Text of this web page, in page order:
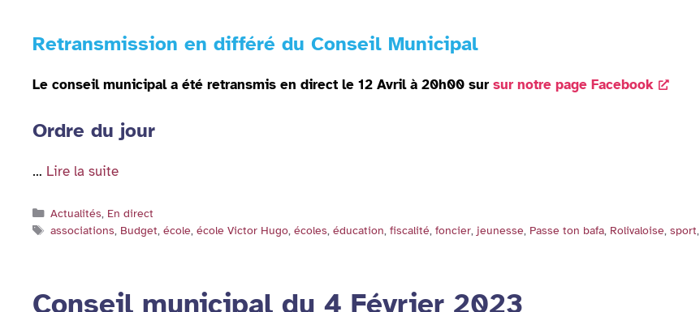
Retransmission en différé du Conseil Municipal
Le conseil municipal a été retransmis en direct le 12 Avril à 20h00 sur sur notre page Facebook
Ordre du jour
… Lire la suite
Catégories
Actualités, En direct
Étiquettes
associations, Budget, école, école Victor Hugo, écoles, éducation, fiscalité, foncier, jeunesse, Passe ton bafa, Rolivaloise, sport,
Conseil municipal du 4 Février 2023